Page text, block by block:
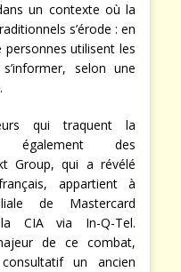
un contexte où la
s’érode : en
utilisent les
selon une
qui traquent la
également des
Group, qui a révélé
appartient à
de Mastercard
CIA via In-Q-Tel.
de ce combat,
un ancien